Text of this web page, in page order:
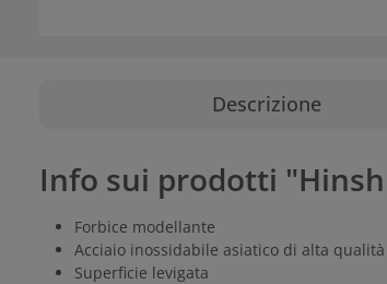
Descrizione
Info sui prodotti
Forbice modellante
Acciaio inossidabile asiatico di alta qualità
Superficie levigata